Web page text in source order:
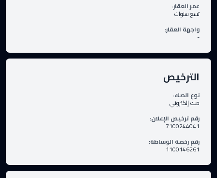
عمر العقار:
تسع سنوات
واجهة العقار:
-
الترخيص
نوع الصك:
صك إلكتروني
رقم ترخيص الإعلان:
7100244041
رقم رخصة الوساطة:
1100146261